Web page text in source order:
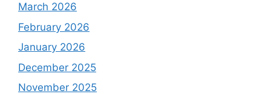
March 2026
February 2026
January 2026
December 2025
November 2025